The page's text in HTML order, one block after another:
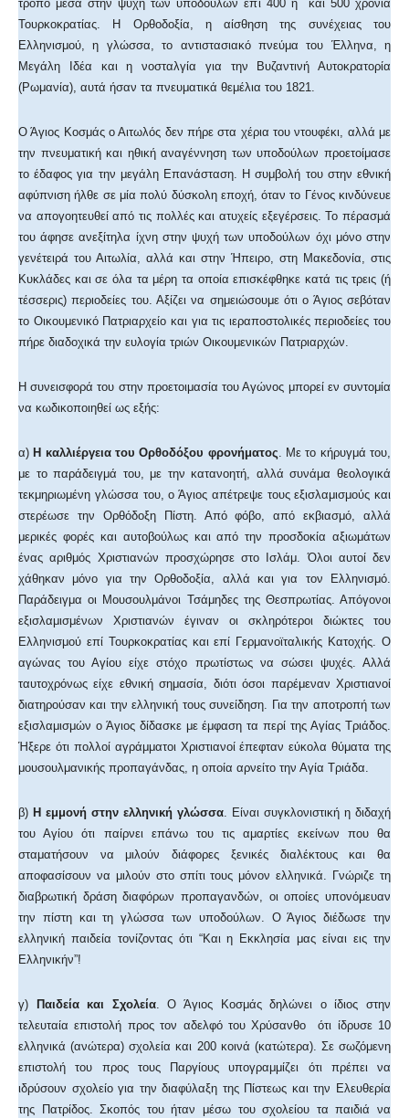
τρόπο μέσα στην ψυχή των υποδούλων επί 400 ή και 500 χρόνια
Τουρκοκρατίας. Η Ορθοδοξία, η αίσθηση της συνέχειας του
Ελληνισμού, η γλώσσα, το αντιστασιακό πνεύμα του Έλληνα, η
Μεγάλη Ιδέα και η νοσταλγία για την Βυζαντινή Αυτοκρατορία
(Ρωμανία), αυτά ήσαν τα πνευματικά θεμέλια του 1821.
Ο Άγιος Κοσμάς ο Αιτωλός δεν πήρε στα χέρια του ντουφέκι, αλλά με
την πνευματική και ηθική αναγέννηση των υποδούλων προετοίμασε
το έδαφος για την μεγάλη Επανάσταση. Η συμβολή του στην εθνική
αφύπνιση ήλθε σε μία πολύ δύσκολη εποχή, όταν το Γένος κινδύνευε
να απογοητευθεί από τις πολλές και ατυχείς εξεγέρσεις. Το πέρασμά
του άφησε ανεξίτηλα ίχνη στην ψυχή των υποδούλων όχι μόνο στην
γενέτειρά του Αιτωλία, αλλά και στην Ήπειρο, στη Μακεδονία, στις
Κυκλάδες και σε όλα τα μέρη τα οποία επισκέφθηκε κατά τις τρεις (ή
τέσσερις) περιοδείες του. Αξίζει να σημειώσουμε ότι ο Άγιος σεβόταν
το Οικουμενικό Πατριαρχείο και για τις ιεραποστολικές περιοδείες του
πήρε διαδοχικά την ευλογία τριών Οικουμενικών Πατριαρχών.
Η συνεισφορά του στην προετοιμασία του Αγώνος μπορεί εν συντομία
να κωδικοποιηθεί ως εξής:
α) Η καλλιέργεια του Ορθοδόξου φρονήματος. Με το κήρυγμά του,
με το παράδειγμά του, με την κατανοητή, αλλά συνάμα θεολογικά
τεκμηριωμένη γλώσσα του, ο Άγιος απέτρεψε τους εξισλαμισμούς και
στερέωσε την Ορθόδοξη Πίστη. Από φόβο, από εκβιασμό, αλλά
μερικές φορές και αυτοβούλως και από την προσδοκία αξιωμάτων
ένας αριθμός Χριστιανών προσχώρησε στο Ισλάμ. Όλοι αυτοί δεν
χάθηκαν μόνο για την Ορθοδοξία, αλλά και για τον Ελληνισμό.
Παράδειγμα οι Μουσουλμάνοι Τσάμηδες της Θεσπρωτίας. Απόγονοι
εξισλαμισμένων Χριστιανών έγιναν οι σκληρότεροι διώκτες του
Ελληνισμού επί Τουρκοκρατίας και επί Γερμανοϊταλικής Κατοχής. Ο
αγώνας του Αγίου είχε στόχο πρωτίστως να σώσει ψυχές. Αλλά
ταυτοχρόνως είχε εθνική σημασία, διότι όσοι παρέμεναν Χριστιανοί
διατηρούσαν και την ελληνική τους συνείδηση. Για την αποτροπή των
εξισλαμισμών ο Άγιος δίδασκε με έμφαση τα περί της Αγίας Τριάδος.
Ήξερε ότι πολλοί αγράμματοι Χριστιανοί έπεφταν εύκολα θύματα της
μουσουλμανικής προπαγάνδας, η οποία αρνείτο την Αγία Τριάδα.
β) Η εμμονή στην ελληνική γλώσσα. Είναι συγκλονιστική η διδαχή
του Αγίου ότι παίρνει επάνω του τις αμαρτίες εκείνων που θα
σταματήσουν να μιλούν διάφορες ξενικές διαλέκτους και θα
αποφασίσουν να μιλούν στο σπίτι τους μόνον ελληνικά. Γνώριζε τη
διαβρωτική δράση διαφόρων προπαγανδών, οι οποίες υπονόμευαν
την πίστη και τη γλώσσα των υποδούλων. Ο Άγιος διέδωσε την
ελληνική παιδεία τονίζοντας ότι “Και η Εκκλησία μας είναι εις την
Ελληνικήν”!
γ) Παιδεία και Σχολεία. Ο Άγιος Κοσμάς δηλώνει ο ίδιος στην
τελευταία επιστολή προς τον αδελφό του Χρύσανθο ότι ίδρυσε 10
ελληνικά (ανώτερα) σχολεία και 200 κοινά (κατώτερα). Σε σωζόμενη
επιστολή του προς τους Παργίους υπογραμμίζει ότι πρέπει να
ιδρύσουν σχολείο για την διαφύλαξη της Πίστεως και την Ελευθερία
της Πατρίδος. Σκοπός του ήταν μέσω του σχολείου τα παιδιά να